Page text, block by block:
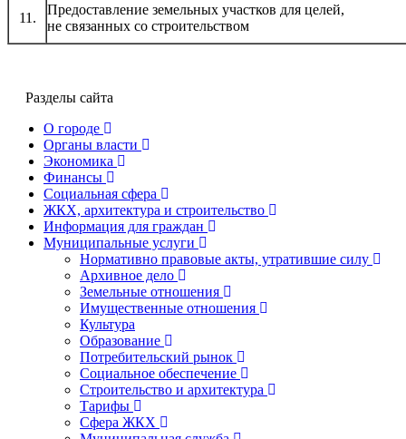
11.
Предоставление земельных участков для целей,
не связанных со строительством
Разделы сайта
О городе
Органы власти
Экономика
Финансы
Социальная сфера
ЖКХ, архитектура и строительство
Информация для граждан
Муниципальные услуги
Нормативно правовые акты, утратившие силу
Архивное дело
Земельные отношения
Имущественные отношения
Культура
Образование
Потребительский рынок
Социальное обеспечение
Строительство и архитектура
Тарифы
Сфера ЖКХ